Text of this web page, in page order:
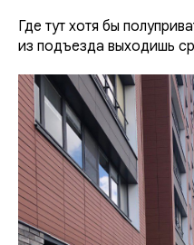
Где тут хотя бы
из подъезда выходишь